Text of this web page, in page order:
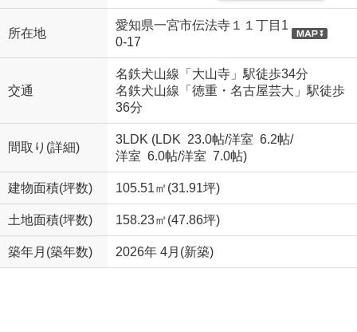
所在地
愛知県一宮市伝法寺１１丁目1
0-17
交通
名鉄犬山線「大山寺」駅徒歩34分
名鉄犬山線「徳重・名古屋芸大」駅徒歩
36分
間取り(詳細)
3LDK (LDK 23.0帖/洋室 6.2帖/
洋室 6.0帖/洋室 7.0帖)
建物面積(坪数) 105.51㎡(31.91坪)
土地面積(坪数) 158.23㎡(47.86坪)
築年月(築年数) 2026年 4月(新築)